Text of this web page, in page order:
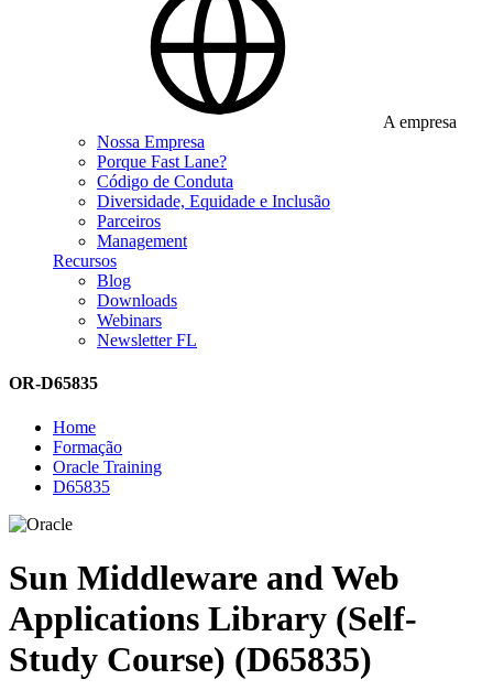
A empresa
Nossa Empresa
Porque Fast Lane?
Código de Conduta
Diversidade, Equidade e Inclusão
Parceiros
Management
Recursos
Blog
Downloads
Webinars
Newsletter FL
OR-D65835
Home
Formação
Oracle Training
D65835
Sun Middleware and Web
Applications Library (Self-
Study Course) (D65835)